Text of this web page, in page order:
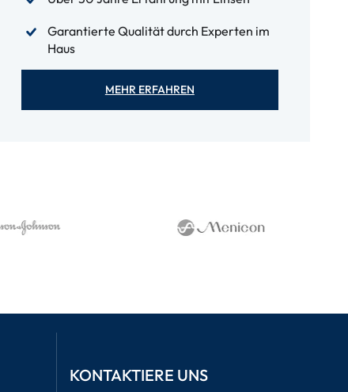
Garantierte Qualität durch Experten im
Haus
MEHR ERFAHREN
KONTAKTIERE UNS